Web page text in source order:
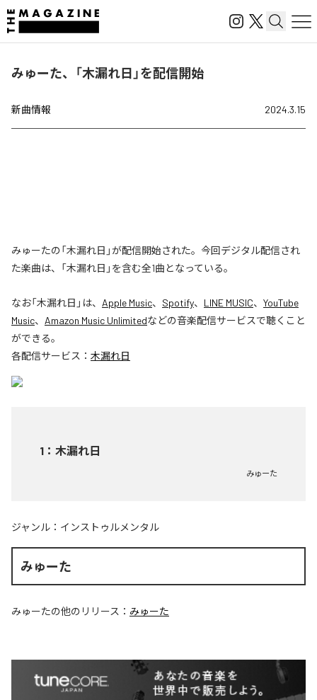
みゅーた、「木漏れ日」を配信開始
新曲情報 2024.3.15
みゅーたの「木漏れ日」が配信開始された。今回デジタル配信され
た楽曲は、「木漏れ日」を含む全1曲となっている。
なお「木漏れ日 」は、 Apple Music、 Spotify、 LINE MUSIC、 YouTube
Music、 Amazon Music Unlimitedなどの音楽配信サービスで聴くこと
ができる。
各配信サービス： 木漏れ日
1 ： 木漏れ日
みゅーた
ジャンル： インストゥルメンタル
みゅーた
みゅーたの他のリリース： みゅーた